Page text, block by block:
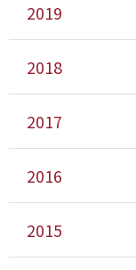
2019
2018
2017
2016
2015